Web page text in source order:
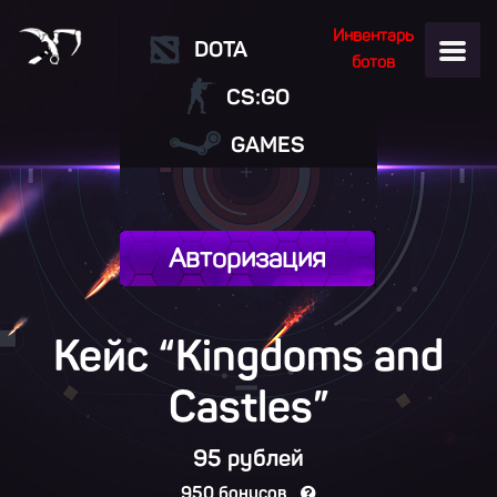
Инвентарь
ботов
DOTA
CS:GO
GAMES
Авторизация
Кейс “Kingdoms and
Castles”
95 рублей